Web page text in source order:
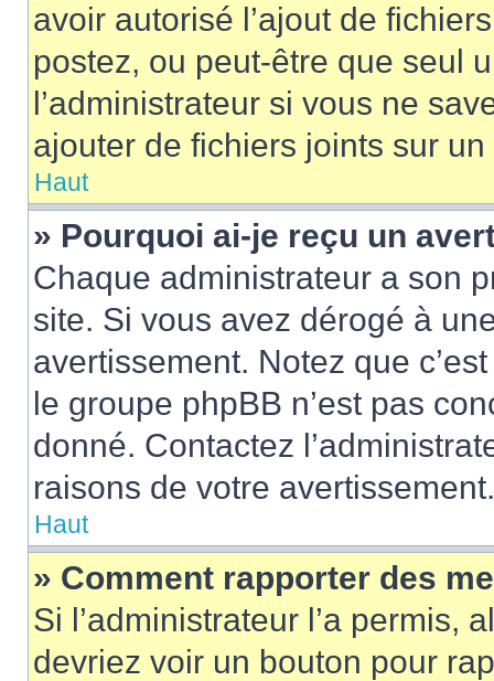
avoir autorisé l’ajout de
postez, ou peut-être que seul
l’administrateur si vous ne
ajouter de fichiers joints sur un
Haut
» Pourquoi ai-je reçu un
Chaque administrateur a son
site. Si vous avez dérogé à
avertissement. Notez que
le groupe phpBB n’est pas
donné. Contactez
raisons de votre avertissement.
Haut
» Comment rapporter des
Si l’administrateur l’a permis,
devriez voir un bouton pour